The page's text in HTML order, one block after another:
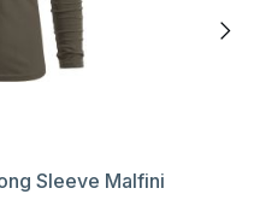
Sleeve Malfini